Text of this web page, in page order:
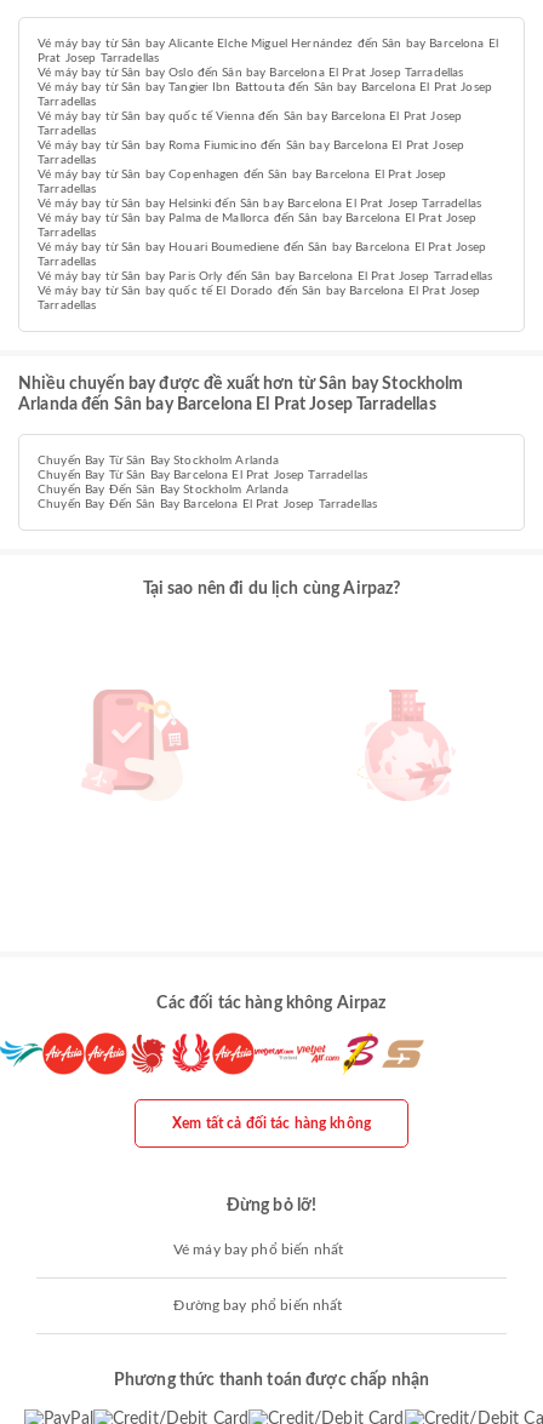
Vé máy bay từ Sân bay Alicante Elche Miguel Hernández đến Sân bay Barcelona El
Prat Josep Tarradellas
Vé máy bay từ Sân bay Oslo đến Sân bay Barcelona El Prat Josep Tarradellas
Vé máy bay từ Sân bay Tangier Ibn Battouta đến Sân bay Barcelona El Prat Josep
Tarradellas
Vé máy bay từ Sân bay quốc tế Vienna đến Sân bay Barcelona El Prat Josep
Tarradellas
Vé máy bay từ Sân bay Roma Fiumicino đến Sân bay Barcelona El Prat Josep
Tarradellas
Vé máy bay từ Sân bay Copenhagen đến Sân bay Barcelona El Prat Josep
Tarradellas
Vé máy bay từ Sân bay Helsinki đến Sân bay Barcelona El Prat Josep Tarradellas
Vé máy bay từ Sân bay Palma de Mallorca đến Sân bay Barcelona El Prat Josep
Tarradellas
Vé máy bay từ Sân bay Houari Boumediene đến Sân bay Barcelona El Prat Josep
Tarradellas
Vé máy bay từ Sân bay Paris Orly đến Sân bay Barcelona El Prat Josep Tarradellas
Vé máy bay từ Sân bay quốc tế El Dorado đến Sân bay Barcelona El Prat Josep
Tarradellas
Nhiều chuyến bay được đề xuất hơn từ Sân bay Stockholm
Arlanda đến Sân bay Barcelona El Prat Josep Tarradellas
Chuyến Bay Từ Sân Bay Stockholm Arlanda
Chuyến Bay Từ Sân Bay Barcelona El Prat Josep Tarradellas
Chuyến Bay Đến Sân Bay Stockholm Arlanda
Chuyến Bay Đến Sân Bay Barcelona El Prat Josep Tarradellas
Tại sao nên đi du lịch cùng Airpaz?
Các đối tác hàng không Airpaz
Xem tất cả đối tác hàng không
Đừng bỏ lỡ!
Vé máy bay phổ biến nhất
Đường bay phổ biến nhất
Phương thức thanh toán được chấp nhận